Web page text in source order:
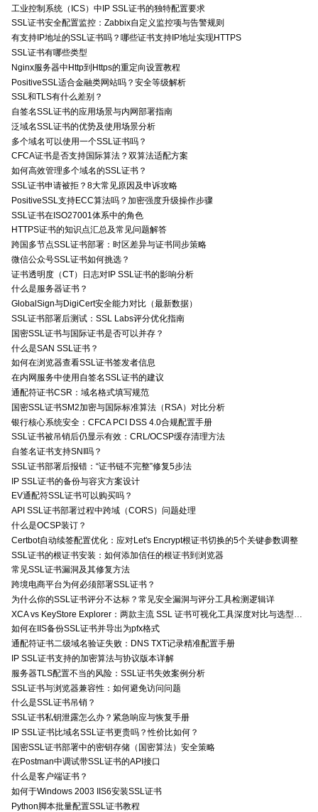
工业控制系统（ICS）中IP SSL证书的独特配置要求
SSL证书安全配置监控：Zabbix自定义监控项与告警规则
有支持IP地址的SSL证书吗？哪些证书支持IP地址实现HTTPS
SSL证书有哪些类型
Nginx服务器中Http到Https的重定向设置教程
PositiveSSL适合金融类网站吗？安全等级解析
SSL和TLS有什么差别？
自签名SSL证书的应用场景与内网部署指南
泛域名SSL证书的优势及使用场景分析
多个域名可以使用一个SSL证书吗？
CFCA证书是否支持国际算法？双算法适配方案
如何高效管理多个域名的SSL证书？
SSL证书申请被拒？8大常见原因及申诉攻略
PositiveSSL支持ECC算法吗？加密强度升级操作步骤
SSL证书在ISO27001体系中的角色
HTTPS证书的知识点汇总及常见问题解答
跨国多节点SSL证书部署：时区差异与证书同步策略
微信公众号SSL证书如何挑选？
证书透明度（CT）日志对IP SSL证书的影响分析
什么是服务器证书？
GlobalSign与DigiCert安全能力对比（最新数据）
SSL证书部署后测试：SSL Labs评分优化指南
国密SSL证书与国际证书是否可以并存？
什么是SAN SSL证书？
如何在浏览器查看SSL证书签发者信息
在内网服务中使用自签名SSL证书的建议
通配符证书CSR：域名格式填写规范
国密SSL证书SM2加密与国际标准算法（RSA）对比分析
银行核心系统安全：CFCA PCI DSS 4.0合规配置手册
SSL证书被吊销后仍显示有效：CRL/OCSP缓存清理方法
自签名证书支持SNI吗？
SSL证书部署后报错：“证书链不完整”修复5步法
IP SSL证书的备份与容灾方案设计
EV通配符SSL证书可以购买吗？
API SSL证书部署过程中跨域（CORS）问题处理
什么是OCSP装订？
Certbot自动续签配置优化：应对Let's Encrypt根证书切换的5个关键参数调整
SSL证书的根证书安装：如何添加信任的根证书到浏览器
常见SSL证书漏洞及其修复方法
跨境电商平台为何必须部署SSL证书？
为什么你的SSL证书评分不达标？常见安全漏洞与评分工具检测逻辑详
如何在IIS备份SSL证书并导出为pfx格式
通配符证书二级域名验证失败：DNS TXT记录精准配置手册
IP SSL证书支持的加密算法与协议版本详解
服务器TLS配置不当的风险：SSL证书失效案例分析
SSL证书与浏览器兼容性：如何避免访问问题
什么是SSL证书吊销？
SSL证书私钥泄露怎么办？紧急响应与恢复手册
IP SSL证书比域名SSL证书更贵吗？性价比如何？
国密SSL证书部署中的密钥存储（国密算法）安全策略
在Postman中调试带SSL证书的API接口
什么是客户端证书？
如何于Windows 2003 IIS6安装SSL证书
Python脚本批量配置SSL证书教程